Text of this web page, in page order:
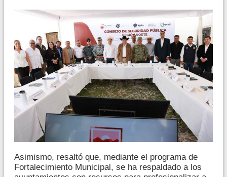
Asimismo, resaltó que, mediante el programa de
Fortalecimiento Municipal, se ha respaldado a los